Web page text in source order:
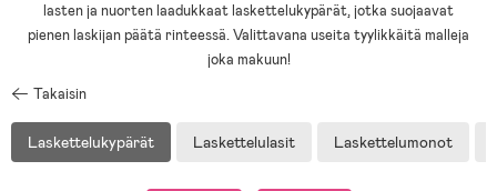
lasten ja nuorten laadukkaat laskettelukypärät, jotka suojaavat
pienen laskijan päätä rinteessä. Valittavana useita tyylikkäitä malleja
joka makuun!
Takaisin
Laskettelukypärät Laskettelulasit Laskettelumonot